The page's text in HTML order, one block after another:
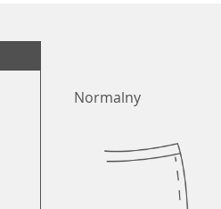
Normalny